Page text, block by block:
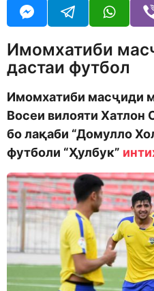
d
o
n
g
Имомхатиби
дастаи футбол
Имомхатиби масҷиди
Восеи вилояти
бо лақаби “Домулло
футболи “Ҳулбук”